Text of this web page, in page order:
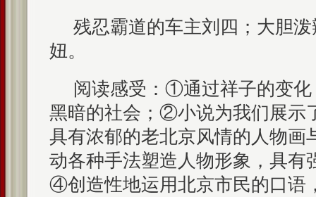
残忍霸道的车主刘四；大胆
妞。
阅读感受：①通过祥子的变
黑暗的社会；②小说为我们展示
具有浓郁的老北京风情的人物
动各种手法塑造人物形象，具有
④创造性地运用北京市民的口语